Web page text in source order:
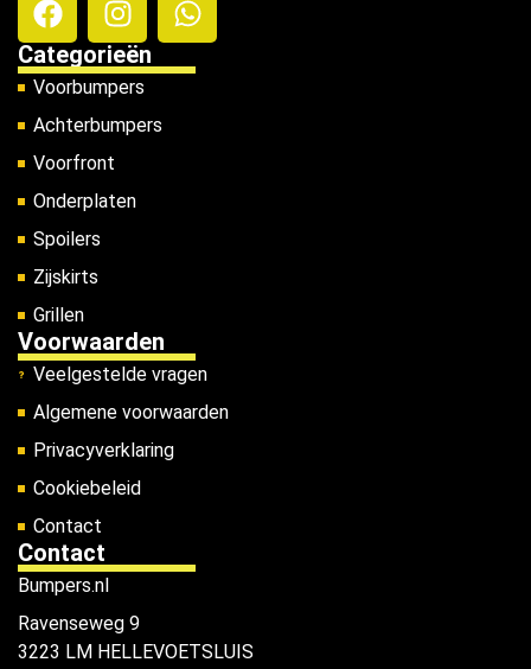
Categorieën
Voorbumpers
Achterbumpers
Voorfront
Onderplaten
Spoilers
Zijskirts
Grillen
Voorwaarden
Veelgestelde vragen
Algemene voorwaarden
Privacyverklaring
Cookiebeleid
Contact
Contact
Bumpers.nl
Ravenseweg 9
3223 LM HELLEVOETSLUIS